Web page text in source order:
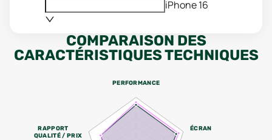
iPhone 16
COMPARAISON DES
CARACTÉRISTIQUES TECHNIQUES
PERFORMANCE
ÉCRAN
RAPPORT
QUALITÉ / PRIX